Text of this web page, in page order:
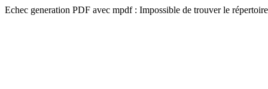
Echec generation PDF avec mpdf : Impossible de trouver le